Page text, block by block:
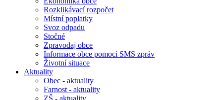
Rozklikávací rozpočet
Místní poplatky
Svoz odpadu
Stočné
Zpravodaj obce
Informace obce pomocí SMS zpráv
Životní situace
Aktuality
Obec - aktuality
Farnost - aktuality
ZŠ - aktuality